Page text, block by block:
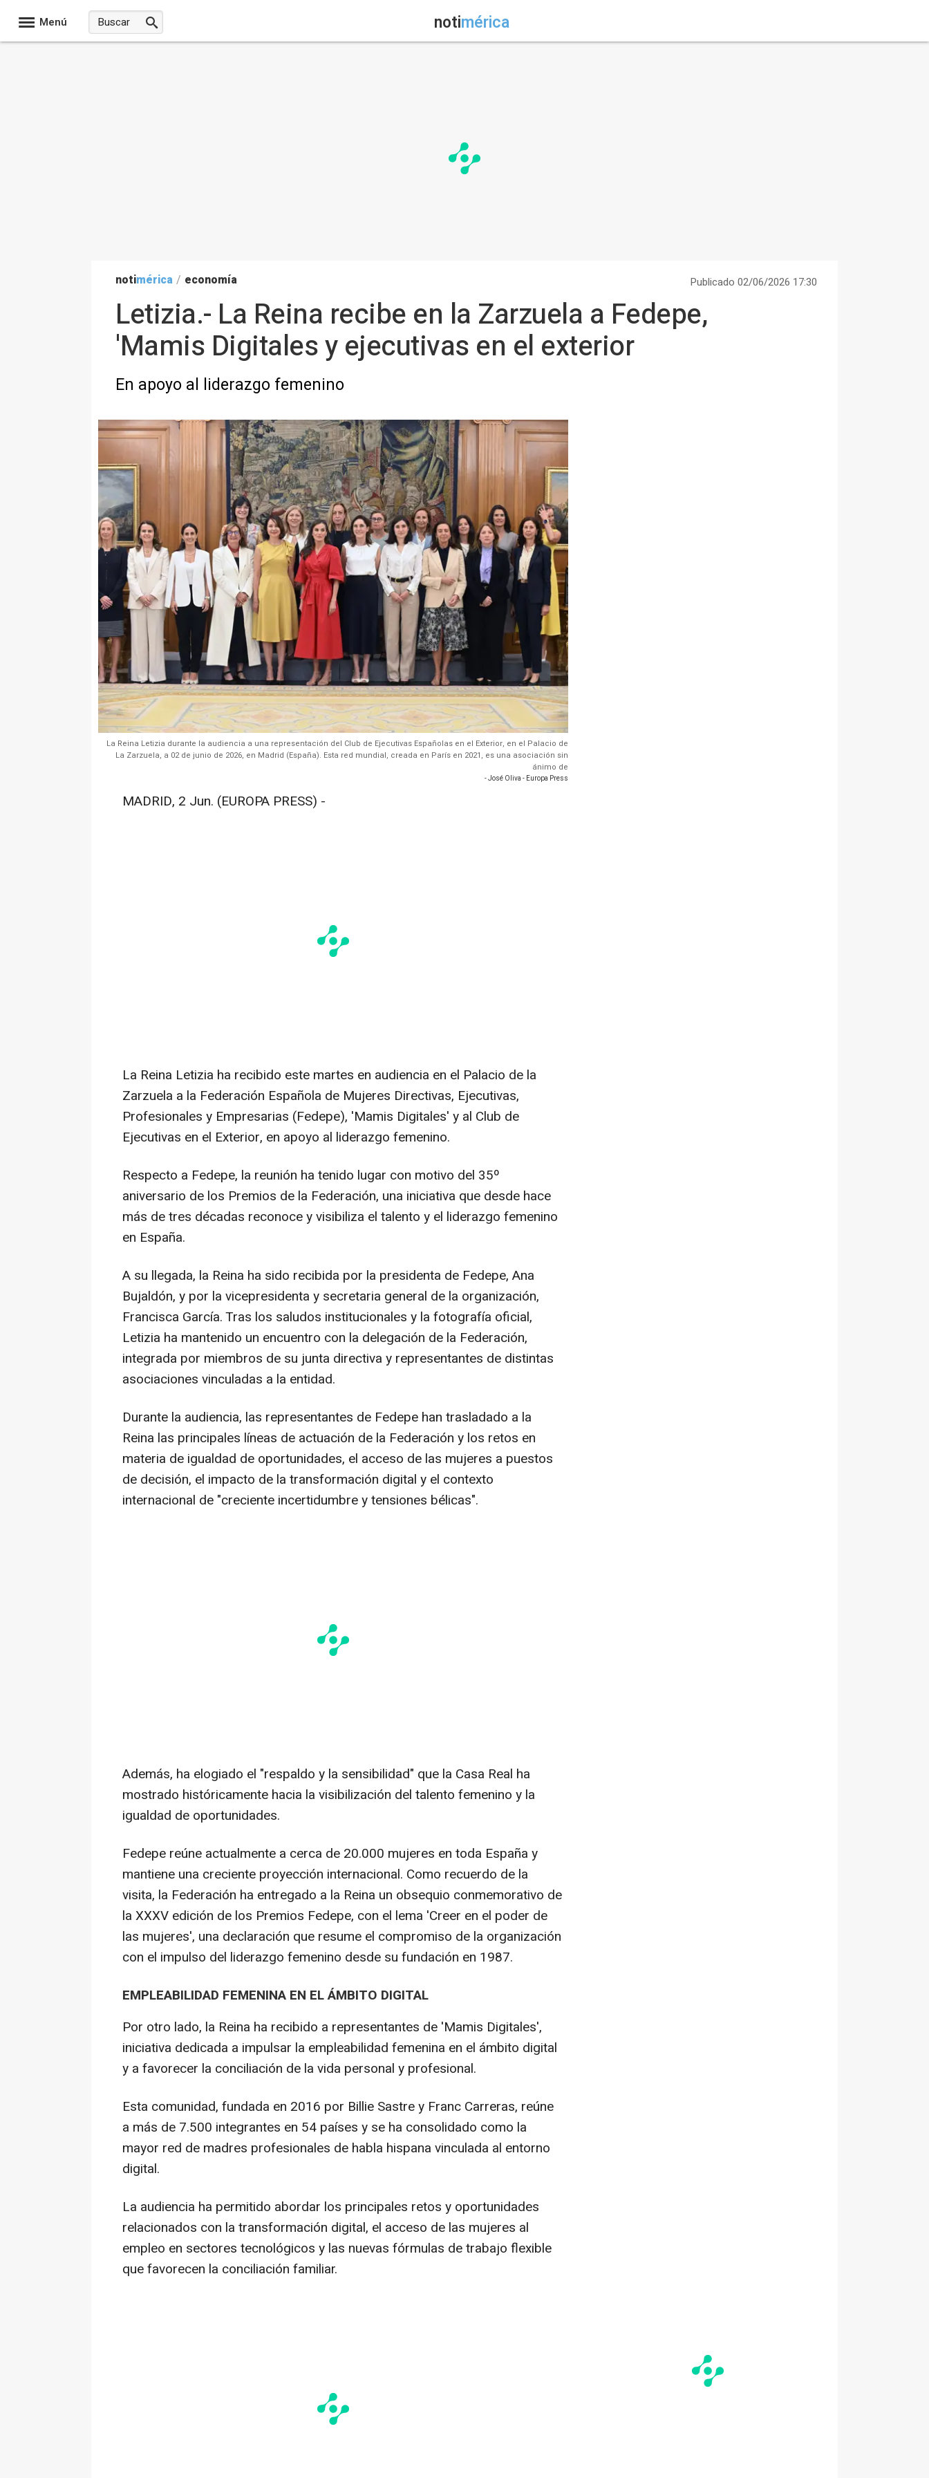
Menú notimérica
notimérica / economía Publicado 02/06/2026 17:30
Letizia.- La Reina recibe en la Zarzuela a Fedepe,
'Mamis Digitales y ejecutivas en el exterior
En apoyo al liderazgo femenino
La Reina Letizia durante la audiencia a una representación del Club de Ejecutivas Españolas en el Exterior, en el Palacio de
La Zarzuela, a 02 de junio de 2026, en Madrid (España). Esta red mundial, creada en París en 2021, es una asociación sin
ánimo de
- José Oliva - Europa Press
MADRID, 2 Jun. (EUROPA PRESS) -
La Reina Letizia ha recibido este martes en audiencia en el Palacio de la
Zarzuela a la Federación Española de Mujeres Directivas, Ejecutivas,
Profesionales y Empresarias (Fedepe), 'Mamis Digitales' y al Club de
Ejecutivas en el Exterior, en apoyo al liderazgo femenino.
Respecto a Fedepe, la reunión ha tenido lugar con motivo del 35º
aniversario de los Premios de la Federación, una iniciativa que desde hace
más de tres décadas reconoce y visibiliza el talento y el liderazgo femenino
en España.
A su llegada, la Reina ha sido recibida por la presidenta de Fedepe, Ana
Bujaldón, y por la vicepresidenta y secretaria general de la organización,
Francisca García. Tras los saludos institucionales y la fotografía oficial,
Letizia ha mantenido un encuentro con la delegación de la Federación,
integrada por miembros de su junta directiva y representantes de distintas
asociaciones vinculadas a la entidad.
Durante la audiencia, las representantes de Fedepe han trasladado a la
Reina las principales líneas de actuación de la Federación y los retos en
materia de igualdad de oportunidades, el acceso de las mujeres a puestos
de decisión, el impacto de la transformación digital y el contexto
internacional de "creciente incertidumbre y tensiones bélicas".
Además, ha elogiado el "respaldo y la sensibilidad" que la Casa Real ha
mostrado históricamente hacia la visibilización del talento femenino y la
igualdad de oportunidades.
Fedepe reúne actualmente a cerca de 20.000 mujeres en toda España y
mantiene una creciente proyección internacional. Como recuerdo de la
visita, la Federación ha entregado a la Reina un obsequio conmemorativo de
la XXXV edición de los Premios Fedepe, con el lema 'Creer en el poder de
las mujeres', una declaración que resume el compromiso de la organización
con el impulso del liderazgo femenino desde su fundación en 1987.
EMPLEABILIDAD FEMENINA EN EL ÁMBITO DIGITAL
Por otro lado, la Reina ha recibido a representantes de 'Mamis Digitales',
iniciativa dedicada a impulsar la empleabilidad femenina en el ámbito digital
y a favorecer la conciliación de la vida personal y profesional.
Esta comunidad, fundada en 2016 por Billie Sastre y Franc Carreras, reúne
a más de 7.500 integrantes en 54 países y se ha consolidado como la
mayor red de madres profesionales de habla hispana vinculada al entorno
digital.
La audiencia ha permitido abordar los principales retos y oportunidades
relacionados con la transformación digital, el acceso de las mujeres al
empleo en sectores tecnológicos y las nuevas fórmulas de trabajo flexible
que favorecen la conciliación familiar.